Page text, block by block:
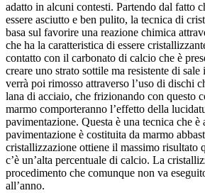
adatto in alcuni contesti. Partendo dal fatto
essere asciutto e ben pulito, la tecnica di
basa sul favorire una reazione chimica
che ha la caratteristica di essere
contatto con il carbonato di calcio che è
creare uno strato sottile ma resistente di
verrà poi rimosso attraverso l’uso di dischi
lana di acciaio, che frizionando con questo
marmo comporteranno l’effetto della
pavimentazione. Questa è una tecnica che è
pavimentazione è costituita da marmo
cristallizzazione ottiene il massimo risultato
c’è un’alta percentuale di calcio. La
procedimento che comunque non va
all’anno.